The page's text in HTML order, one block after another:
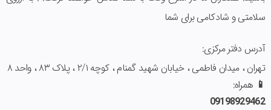
سلامتی و شادکامی برای شما
آدرس دفتر مرکزی:
تهران ، میدان فاطمی ، خیابان شهید گمنام ، کوچه ۲/۱ ، پلاک ۸۳ ، واحد ۸
📱 همراه:
09198929462